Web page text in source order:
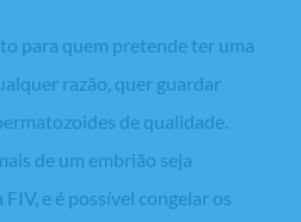
para quem pretende ter uma
razão, quer guardar
de qualidade.
de um embrião seja
e é possível congelar os